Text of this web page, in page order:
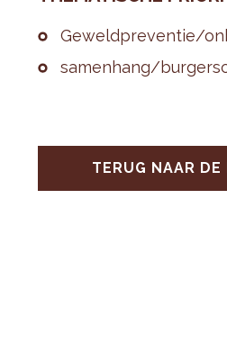
Ge­weld­pre­ven­tie/
sa­men­hang/
TERUG NAAR DE